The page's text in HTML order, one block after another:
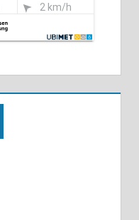
2 km/h